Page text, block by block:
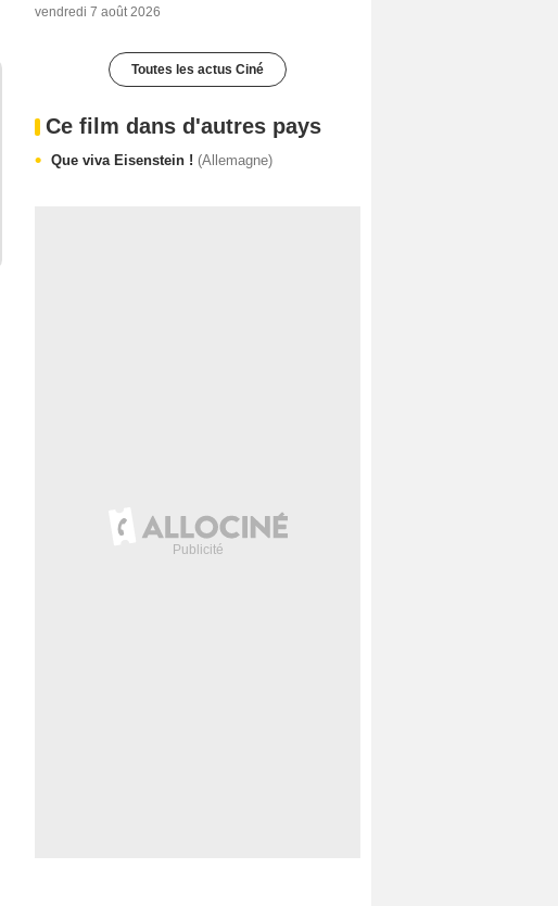
vendredi 7 août 2026
Toutes les actus Ciné
Ce film dans d'autres pays
Que viva Eisenstein ! (Allemagne)